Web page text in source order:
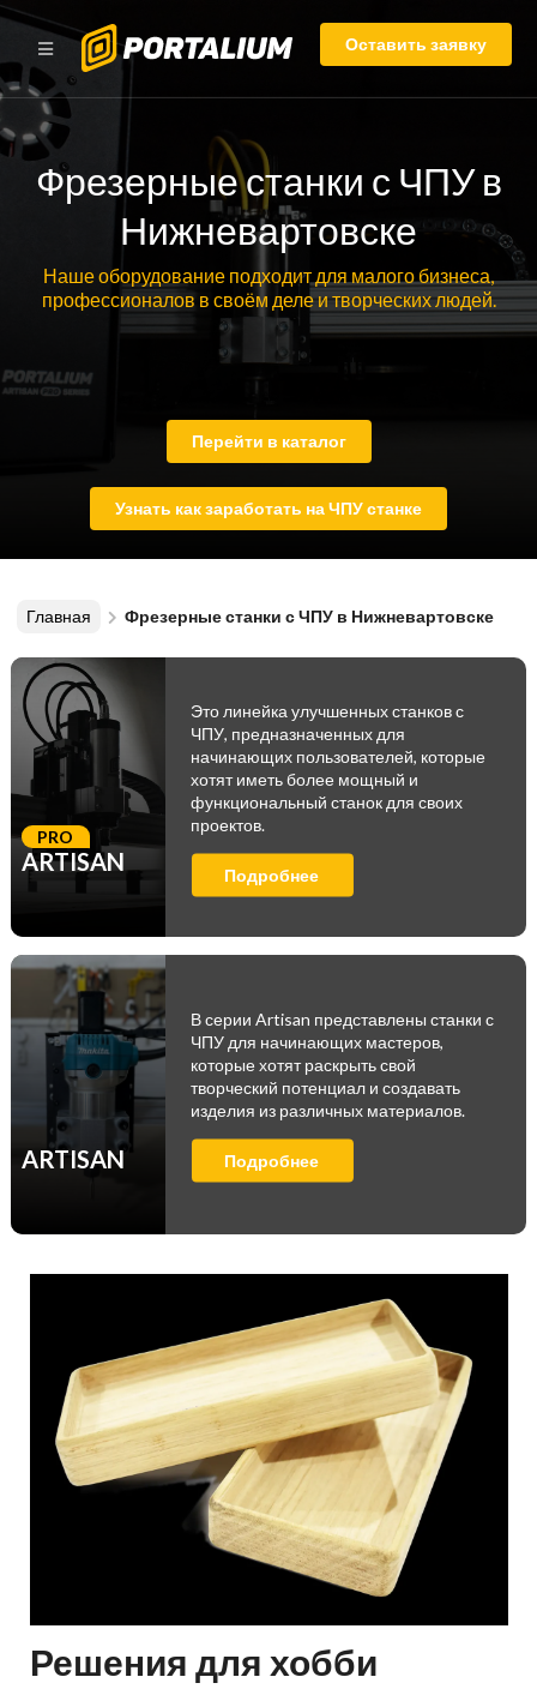
Оставить заявку
Фрезерные станки с ЧПУ в
Нижневартовске
Наше оборудование подходит для малого бизнеса,
профессионалов в своём деле и творческих людей.
Перейти в каталог
Узнать как заработать на ЧПУ станке
Главная Фрезерные станки с ЧПУ в Нижневартовске
ARTISAN
PRO
Это линейка улучшенных станков с
ЧПУ, предназначенных для
начинающих пользователей, которые
хотят иметь более мощный и
функциональный станок для своих
проектов.
Подробнее
ARTISAN
В серии Artisan представлены станки с
ЧПУ для начинающих мастеров,
которые хотят раскрыть свой
творческий потенциал и создавать
изделия из различных материалов.
Подробнее
Решения для хобби